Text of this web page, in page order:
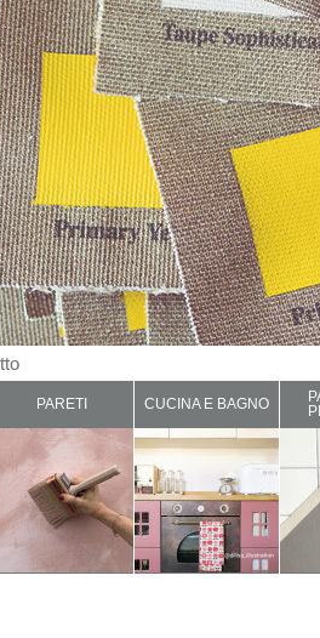
PARETI CUCINA E BAGNO